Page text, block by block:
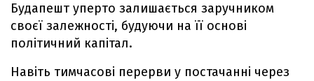
Будапешт уперто залишається заручником
своєї залежності, будуючи на її основі
політичний капітал.
Навіть тимчасові перерви у постачанні через